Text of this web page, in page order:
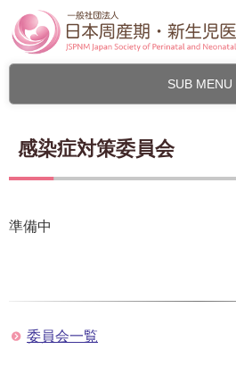
SUB MENU
感染症対策委員会
準備中
委員会一覧